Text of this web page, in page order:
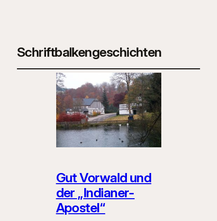
Schriftbalkengeschichten
Gut Vorwald und
der „Indianer-
Apostel“